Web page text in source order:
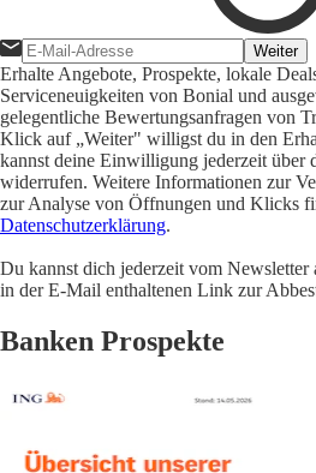
Weiter
Erhalte Angebote, Prospekte, lokale
Serviceneuigkeiten von Bonial und
gelegentliche Bewertungsanfragen von
Klick auf „Weiter" willigst du in den
kannst deine Einwilligung jederzeit
widerrufen. Weitere Informationen zur
zur Analyse von Öffnungen und Klicks
Datenschutzerklärung.
Du kannst dich jederzeit vom Newsletter
in der E-Mail enthaltenen Link zur
Banken Prospekte